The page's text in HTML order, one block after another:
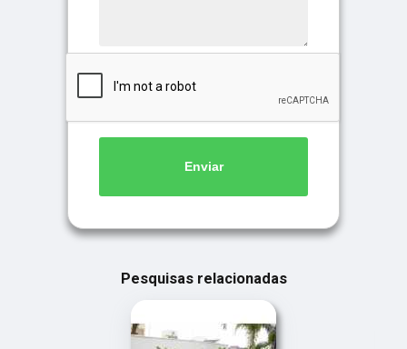
Enviar
Pesquisas relacionadas